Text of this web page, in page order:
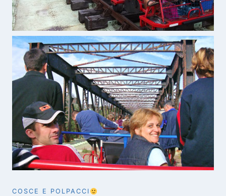
COSCE E POLPACCI